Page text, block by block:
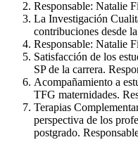
Responsable: Natalie
La Investigación
contribuciones desde
Responsable: Natalie
Satisfacción de los
SP de la carrera.
Acompañamiento a
TFG maternidades.
Terapias
perspectiva de los
postgrado.